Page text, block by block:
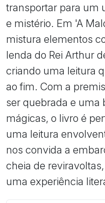
transportar para um
e mistério. Em 'A
mistura elementos
lenda do Rei Arthur
criando uma leitura
ao fim. Com a
ser quebrada e uma
mágicas, o livro é
uma leitura
nos convida a
cheia de
uma experiência